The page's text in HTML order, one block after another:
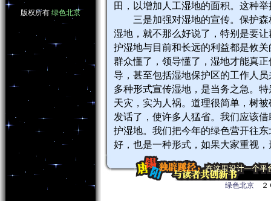
版权所有 绿色北京
田，以增加人工湿地的面积。这种
三是加强对湿地的宣传。保护森
湿地，就不那么好说了，特别是要
护湿地与目前和长远的利益都是攸
群众懂了，领导懂了，湿地才能真
导，甚至包括湿地保护区的工作人
多种形式宣传湿地，是当务之急。
天灾，实为人祸。道理很简单，树
发话了，使许多人猛省。我们应该
护湿地。我们把今年的绿色营开往
好，也是一种形式，如果大家重视
绿色北京 ２